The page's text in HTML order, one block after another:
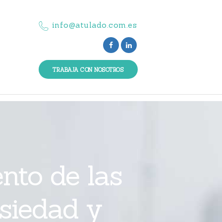
info@atulado.com.es
TRABAJA CON NOSOTROS
de las
y